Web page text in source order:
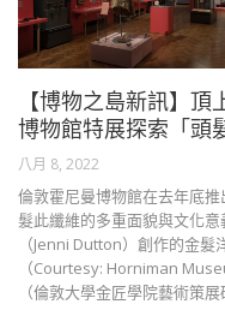
【博物之島新訊】
博物館特展探索「頭
八月 8, 2022
倫敦霍尼曼博物館在去年底
髮此纖維的多重面貌與文化
（Jenni Dutton）創作的金
（Courtesy: Horniman
（倫敦大學金匠學院藝術策